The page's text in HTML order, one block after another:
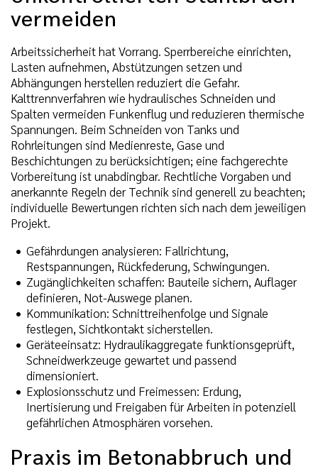
vermeiden
Arbeitssicherheit hat Vorrang. Sperrbereiche einrichten,
Lasten aufnehmen, Abstützungen setzen und
Abhängungen herstellen reduziert die Gefahr.
Kalttrennverfahren wie hydraulisches Schneiden und
Spalten vermeiden Funkenflug und reduzieren thermische
Spannungen. Beim Schneiden von Tanks und
Rohrleitungen sind Medienreste, Gase und
Beschichtungen zu berücksichtigen; eine fachgerechte
Vorbereitung ist unabdingbar. Rechtliche Vorgaben und
anerkannte Regeln der Technik sind generell zu beachten;
individuelle Bewertungen richten sich nach dem jeweiligen
Projekt.
Gefährdungen analysieren: Fallrichtung,
Restspannungen, Rückfederung, Schwingungen.
Zugänglichkeiten schaffen: Bauteile sichern, Auflager
definieren, Not-Auswege planen.
Kommunikation: Schnittreihenfolge und Signale
festlegen, Sichtkontakt sicherstellen.
Geräteeinsatz: Hydraulikaggregate funktionsgeprüft,
Schneidwerkzeuge gewartet und passend
dimensioniert.
Explosionsschutz und Freimessen: Erdung,
Inertisierung und Freigaben für Arbeiten in potenziell
gefährlichen Atmosphären vorsehen.
Praxis im Betonabbruch und